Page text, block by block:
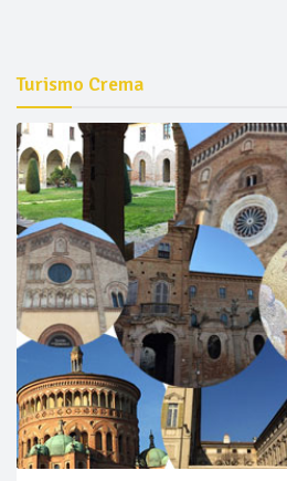
Turismo Crema